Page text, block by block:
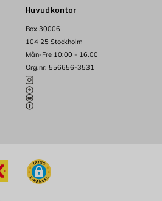
Huvudkontor
Box 30006
104 25 Stockholm
Mån-Fre 10:00 - 16.00
Org.nr: 556656-3531